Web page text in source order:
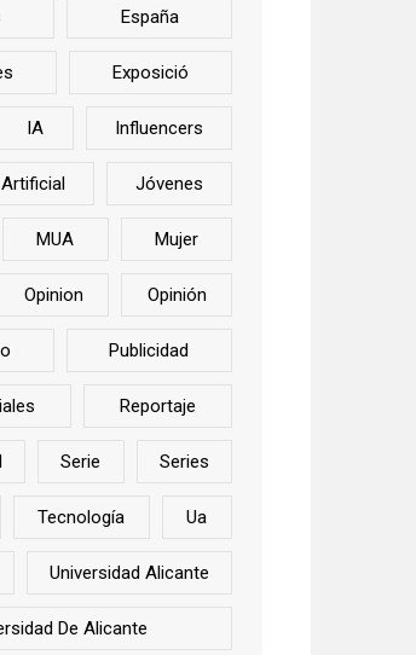
España
Exposició
IA Influencers
Jóvenes
MUA Mujer
Opinion Opinión
Publicidad
Reportaje
Serie Series
Tecnología Ua
Universidad Alicante
De Alicante